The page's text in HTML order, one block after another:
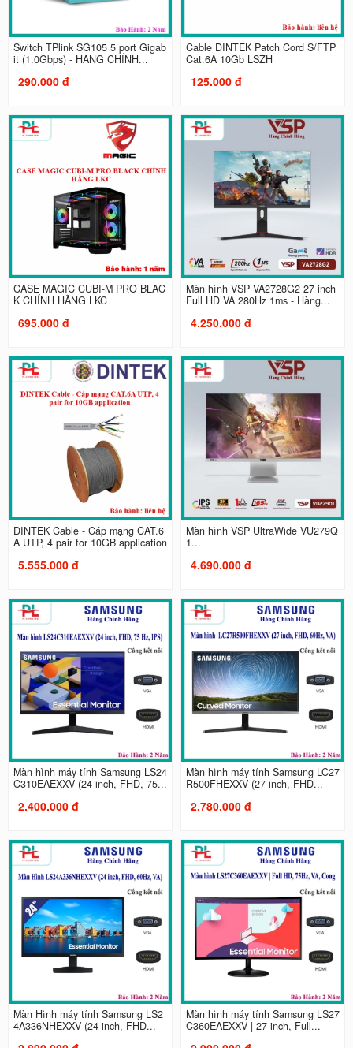
Switch TPlink SG105 5 port Gigab
it (1.0Gbps) - HÀNG CHÍNH...
290.000 đ
Cable DINTEK Patch Cord S/FTP
Cat.6A 10Gb LSZH
125.000 đ
CASE MAGIC CUBI-M PRO BLAC
K CHÍNH HÃNG LKC
695.000 đ
Màn hình VSP VA2728G2 27 inch
Full HD VA 280Hz 1ms - Hàng...
4.250.000 đ
DINTEK Cable - Cáp mạng CAT.6
A UTP, 4 pair for 10GB application
5.555.000 đ
Màn hình VSP UltraWide VU279Q
1...
4.690.000 đ
Màn hình máy tính Samsung LS24
C310EAEXXV (24 inch, FHD, 75...
2.400.000 đ
Màn hình máy tính Samsung LC27
R500FHEXXV (27 inch, FHD...
2.780.000 đ
Màn Hình máy tính Samsung LS2
4A336NHEXXV (24 inch, FHD...
Màn hình máy tính Samsung LS27
C360EAEXXV | 27 inch, Full...